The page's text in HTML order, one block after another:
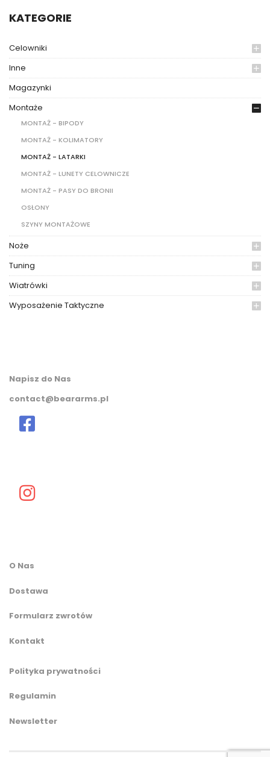
KATEGORIE
Celowniki
Inne
Magazynki
Montaże
MONTAŻ - BIPODY
MONTAŻ - KOLIMATORY
MONTAŻ - LATARKI
MONTAŻ - LUNETY CELOWNICZE
MONTAŻ - PASY DO BRONII
OSŁONY
SZYNY MONTAŻOWE
Noże
Tuning
Wiatrówki
Wyposażenie Taktyczne
Napisz do Nas
contact@beararms.pl
O Nas
Dostawa
Formularz zwrotów
Kontakt
Polityka prywatności
Regulamin
Newsletter